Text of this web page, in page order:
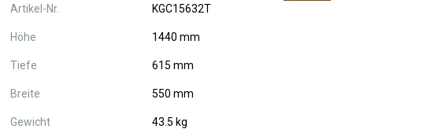
Artikel-Nr. KGC15632T
Höhe 1440 mm
Tiefe 615 mm
Breite 550 mm
Gewicht 43.5 kg